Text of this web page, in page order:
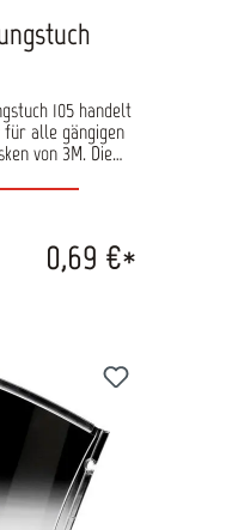
105 handelt
für alle gängigen
von 3M. Die
Maskenkörpern
Einzeln in
Folien verpackt0,69 €*